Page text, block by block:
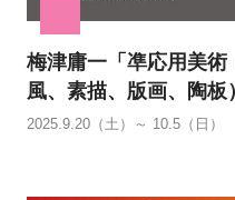
梅津庸一「凖応用美
風、素描、版画、陶板
2025.9.20（土）～ 10.5（日）